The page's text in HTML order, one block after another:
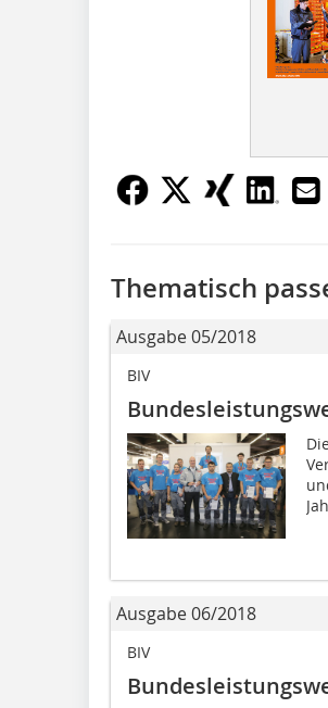
Thematisch
Ausgabe 05/2018
BIV
Ausgabe 06/2018
BIV